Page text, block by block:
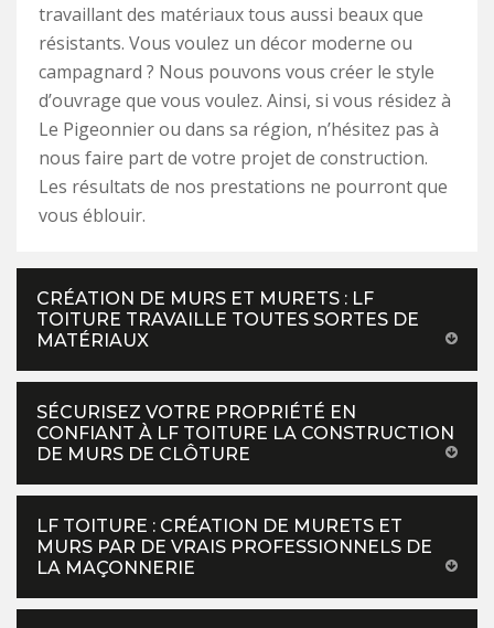
travaillant des matériaux tous aussi beaux que
résistants. Vous voulez un décor moderne ou
campagnard ? Nous pouvons vous créer le style
d’ouvrage que vous voulez. Ainsi, si vous résidez à
Le Pigeonnier ou dans sa région, n’hésitez pas à
nous faire part de votre projet de construction.
Les résultats de nos prestations ne pourront que
vous éblouir.
CRÉATION DE MURS ET MURETS : LF
TOITURE TRAVAILLE TOUTES SORTES DE
MATÉRIAUX
SÉCURISEZ VOTRE PROPRIÉTÉ EN
CONFIANT À LF TOITURE LA CONSTRUCTION
DE MURS DE CLÔTURE
LF TOITURE : CRÉATION DE MURETS ET
MURS PAR DE VRAIS PROFESSIONNELS DE
LA MAÇONNERIE